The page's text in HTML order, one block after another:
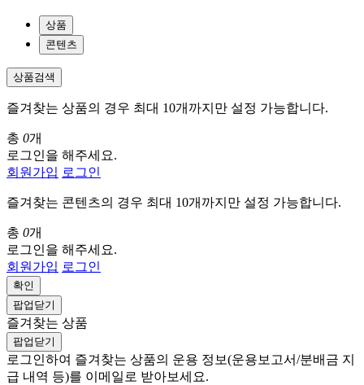
상품
콘텐츠
상품검색
즐겨찾는 상품의 경우 최대 10개까지만 설정 가능합니다.
총 0개
로그인을 해주세요.
회원가입 로그인
즐겨찾는 콘텐츠의 경우 최대 10개까지만 설정 가능합니다.
총 0개
로그인을 해주세요.
회원가입 로그인
확인
팝업닫기
즐겨찾는 상품
팝업닫기
로그인하여 즐겨찾는 상품의 운용 정보(운용보고서/분배금 지
급 내역 등)를 이메일로 받아보세요.